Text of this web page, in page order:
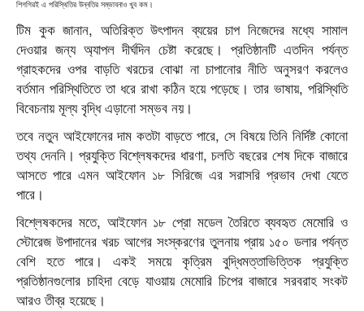
শিগগিরই এ পরিস্থিতির উন্নতির সম্ভাবনাও খুব কম।
টিম কুক জানান, অতিরিক্ত উৎপাদন ব্যয়ের চাপ নিজেদের মধ্যে সামাল
দেওয়ার জন্য অ্যাপল দীর্ঘদিন চেষ্টা করেছে। প্রতিষ্ঠানটি এতদিন পর্যন্ত
গ্রাহকদের ওপর বাড়তি খরচের বোঝা না চাপানোর নীতি অনুসরণ করলেও
বর্তমান পরিস্থিতিতে তা ধরে রাখা কঠিন হয়ে পড়েছে। তার ভাষায়, পরিস্থিতি
বিবেচনায় মূল্য বৃদ্ধি এড়ানো সম্ভব নয়।
তবে নতুন আইফোনের দাম কতটা বাড়তে পারে, সে বিষয়ে তিনি নির্দিষ্ট কোনো
তথ্য দেননি। প্রযুক্তি বিশ্লেষকদের ধারণা, চলতি বছরের শেষ দিকে বাজারে
আসতে পারে এমন আইফোন ১৮ সিরিজে এর সরাসরি প্রভাব দেখা যেতে
পারে।
বিশ্লেষকদের মতে, আইফোন ১৮ প্রো মডেল তৈরিতে ব্যবহৃত মেমোরি ও
স্টোরেজ উপাদানের খরচ আগের সংস্করণের তুলনায় প্রায় ১৫০ ডলার পর্যন্ত
বেশি হতে পারে। একই সময়ে কৃত্রিম বুদ্ধিমত্তাভিত্তিক প্রযুক্তি
প্রতিষ্ঠানগুলোর চাহিদা বেড়ে যাওয়ায় মেমোরি চিপের বাজারে সরবরাহ সংকট
আরও তীব্র হয়েছে।